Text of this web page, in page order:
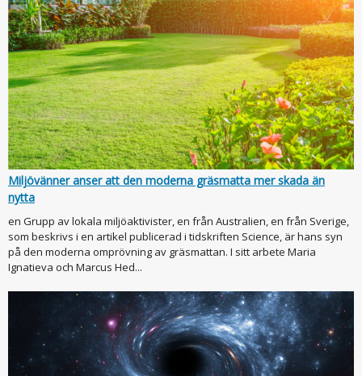
Miljövänner anser att den moderna gräsmatta mer skada än
nytta
en Grupp av lokala miljöaktivister, en från Australien, en från Sverige,
som beskrivs i en artikel publicerad i tidskriften Science, är hans syn
på den moderna omprövning av gräsmattan. I sitt arbete Maria
Ignatieva och Marcus Hed...